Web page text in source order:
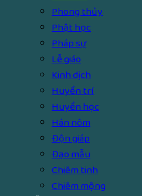
Phong thủy
Phật học
Pháp sự
Lễ giáo
Kinh dịch
Huyền trí
Huyền học
Hán nôm
Độn giáp
Đạo mẫu
Chiêm tinh
Chiêm mộng